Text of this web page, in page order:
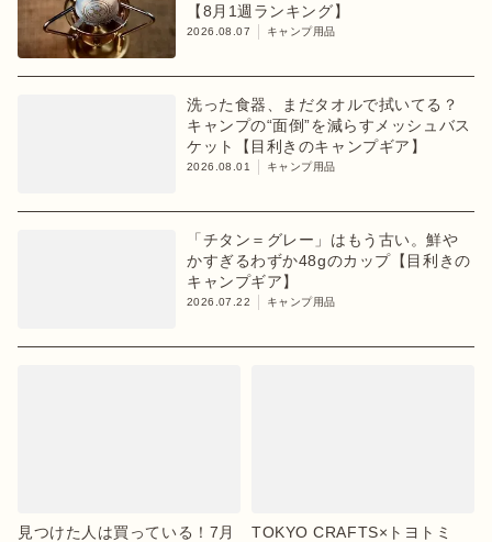
【8月1週ランキング】
2026.08.07 キャンプ用品
洗った食器、まだタオルで拭いてる？
キャンプの“面倒”を減らすメッシュバス
ケット【目利きのキャンプギア】
2026.08.01 キャンプ用品
「チタン＝グレー」はもう古い。鮮や
かすぎるわずか48gのカップ【目利きの
キャンプギア】
2026.07.22 キャンプ用品
見つけた人は買っている！7月
TOKYO CRAFTS×トヨトミ